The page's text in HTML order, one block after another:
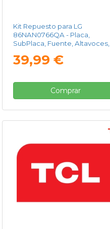
Kit Repuesto para LG
86NAN0766QA - Placa,
SubPlaca, Fuente, Altavoces,
Receptor IR
39,99 €
Comprar